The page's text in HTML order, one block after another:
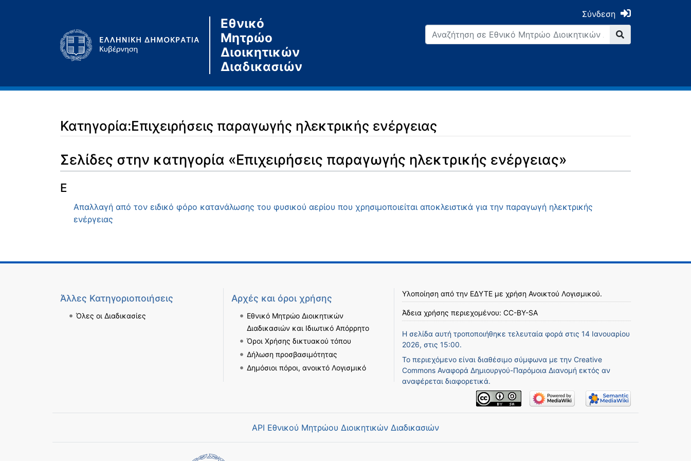
Εθνικό
Μητρώο
Διοικητικών
Διαδικασιών
Σύνδεση
Κατηγορία:Επιχειρήσεις παραγωγής ηλεκτρικής ενέργειας
Σελίδες στην κατηγορία «Επιχειρήσεις παραγωγής ηλεκτρικής ενέργειας»
Ε
Απαλλαγή από τον ειδικό φόρο κατανάλωσης του φυσικού αερίου που χρησιμοποιείται αποκλειστικά για την παραγωγή ηλεκτρικής
ενέργειας
Άλλες Κατηγοριοποιήσεις
Όλες οι Διαδικασίες
Αρχές και όροι χρήσης
Εθνικό Μητρώο Διοικητικών
Διαδικασιών και Ιδιωτικό Απόρρητο
Όροι Χρήσης δικτυακού τόπου
Δήλωση προσβασιμότητας
Δημόσιοι πόροι, ανοικτό Λογισμικό
Υλοποίηση από την ΕΔΥΤΕ με χρήση Ανοικτού Λογισμικού.
Άδεια χρήσης περιεχομένου: CC-BY-SA
Η σελίδα αυτή τροποποιήθηκε τελευταία φορά στις 14 Ιανουαρίου
2026, στις 15:00.
Το περιεχόμενο είναι διαθέσιμο σύμφωνα με την Creative
Commons Αναφορά Δημιουργού-Παρόμοια Διανομή εκτός αν
αναφέρεται διαφορετικά.
API Εθνικού Μητρώου Διοικητικών Διαδικασιών